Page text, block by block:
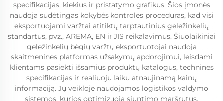
specifikacijas, kiekius ir pristatymo grafikus. Šios įmonės
naudoja sudėtingas kokybės kontrolės procedūras, kad visi
eksportuojami varžtai atitiktų tarptautinius geležinkelių
standartus, pvz., AREMA, EN ir JIS reikalavimus. Šiuolaikiniai
geležinkelių bėgių varžtų eksportuotojai naudoja
skaitmenines platformas užsakymų apdorojimui, leisdami
klientams pasiekti išsamius produktų katalogus, technines
specifikacijas ir realiuoju laiku atnaujinamą kainų
informaciją. Jų veikloje naudojamos logistikos valdymo
sistemos, kurios optimizuoja siuntimo maršrutus,